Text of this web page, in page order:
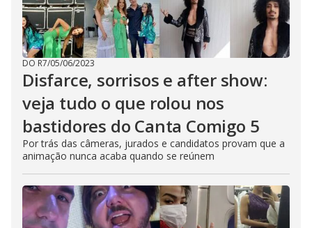
DO R7/05/06/2023
Disfarce, sorrisos e after show:
veja tudo o que rolou nos
bastidores do Canta Comigo 5
Por trás das câmeras, jurados e candidatos provam que a
animação nunca acaba quando se reúnem